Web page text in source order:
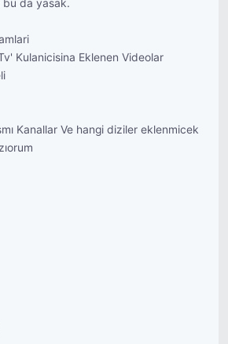
bu da yasak.
Kulanicisina Eklenen Videolar
Kanallar Ve hangi diziler eklenmicek